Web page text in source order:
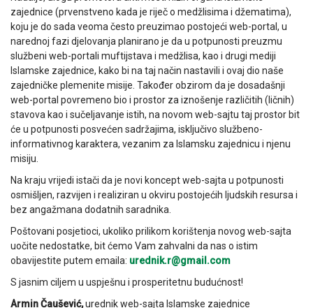
zajednice (prvenstveno kada je riječ o medžlisima i džematima),
koju je do sada veoma često preuzimao postojeći web-portal, u
narednoj fazi djelovanja planirano je da u potpunosti preuzmu
službeni web-portali muftijstava i medžlisa, kao i drugi mediji
Islamske zajednice, kako bi na taj način nastavili i ovaj dio naše
zajedničke plemenite misije. Također obzirom da je dosadašnji
web-portal povremeno bio i prostor za iznošenje različitih (ličnih)
stavova kao i sučeljavanje istih, na novom web-sajtu taj prostor bit
će u potpunosti posvećen sadržajima, isključivo službeno-
informativnog karaktera, vezanim za Islamsku zajednicu i njenu
misiju.
Na kraju vrijedi istači da je novi koncept web-sajta u potpunosti
osmišljen, razvijen i realiziran u okviru postojećih ljudskih resursa i
bez angažmana dodatnih saradnika.
Poštovani posjetioci, ukoliko prilikom korištenja novog web-sajta
uočite nedostatke, bit ćemo Vam zahvalni da nas o istim
obavijestite putem emaila: urednik.r@gmail.com
S jasnim ciljem u uspješnu i prosperitetnu budućnost!
Armin Čaušević,urednik web-sajta Islamske zajednice